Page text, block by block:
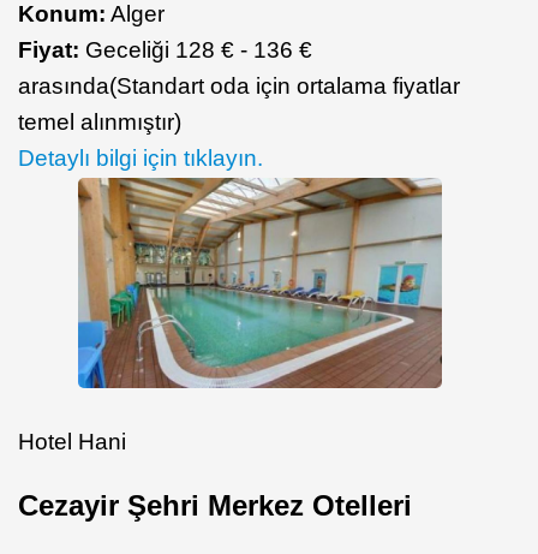
Konum: Alger
Fiyat: Geceliği 128 € - 136 €
arasında(Standart oda için ortalama fiyatlar
temel alınmıştır)
Detaylı bilgi için tıklayın.
Hotel Hani
Cezayir Şehri Merkez Otelleri